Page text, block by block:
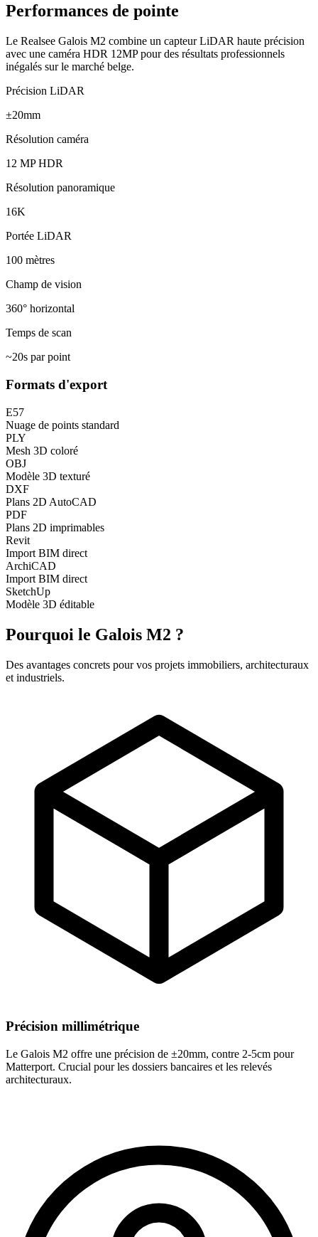
Performances de pointe
Le Realsee Galois M2 combine un capteur LiDAR haute précision
avec une caméra HDR 12MP pour des résultats professionnels
inégalés sur le marché belge.
Précision LiDAR
±20mm
Résolution caméra
12 MP HDR
Résolution panoramique
16K
Portée LiDAR
100 mètres
Champ de vision
360° horizontal
Temps de scan
~20s par point
Formats d'export
E57
Nuage de points standard
PLY
Mesh 3D coloré
OBJ
Modèle 3D texturé
DXF
Plans 2D AutoCAD
PDF
Plans 2D imprimables
Revit
Import BIM direct
ArchiCAD
Import BIM direct
SketchUp
Modèle 3D éditable
Pourquoi le Galois M2 ?
Des avantages concrets pour vos projets immobiliers, architecturaux
et industriels.
Précision millimétrique
Le Galois M2 offre une précision de ±20mm, contre 2-5cm pour
Matterport. Crucial pour les dossiers bancaires et les relevés
architecturaux.